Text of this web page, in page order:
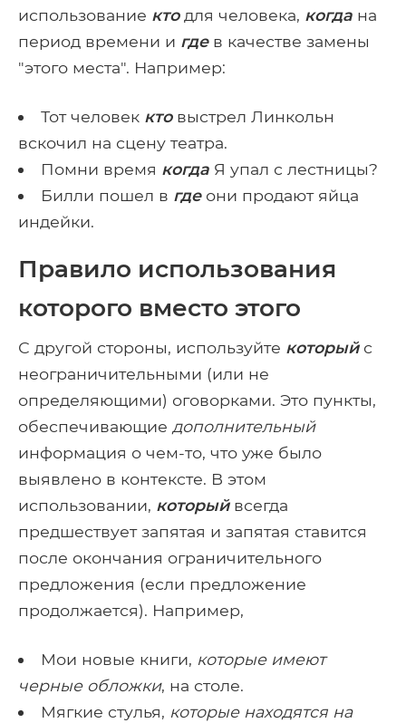
использование ктодля человека, когда на
период времени и гдев качестве замены
"этого места". Например:
Тот человек ктовыстрел Линкольн
вскочил на сцену театра.
Помни время когдаЯ упал с лестницы?
Билли пошел в гдеони продают яйца
индейки.
Правило использования
которого вместо этого
С другой стороны, используйте которыйс
неограничительными (или не
определяющими) оговорками. Это пункты,
обеспечивающие дополнительный
информация о чем-то, что уже было
выявлено в контексте. В этом
использовании, которыйвсегда
предшествует запятая и запятая ставится
после окончания ограничительного
предложения (если предложение
продолжается). Например,
Мои новые книги, которые имеют
черные обложки, на столе.
Мягкие стулья, которые находятся на